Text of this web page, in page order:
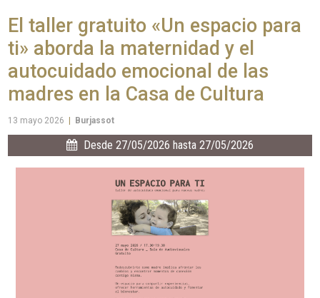
El taller gratuito «Un espacio para
ti» aborda la maternidad y el
autocuidado emocional de las
madres en la Casa de Cultura
13 mayo 2026 Burjassot
Desde 27/05/2026 hasta 27/05/2026